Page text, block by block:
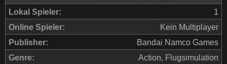
Lokal Spieler:
1
Online Spieler:
Kein Multiplayer
Publisher:
Bandai Namco Games
Genre:
Action, Flugsimulation